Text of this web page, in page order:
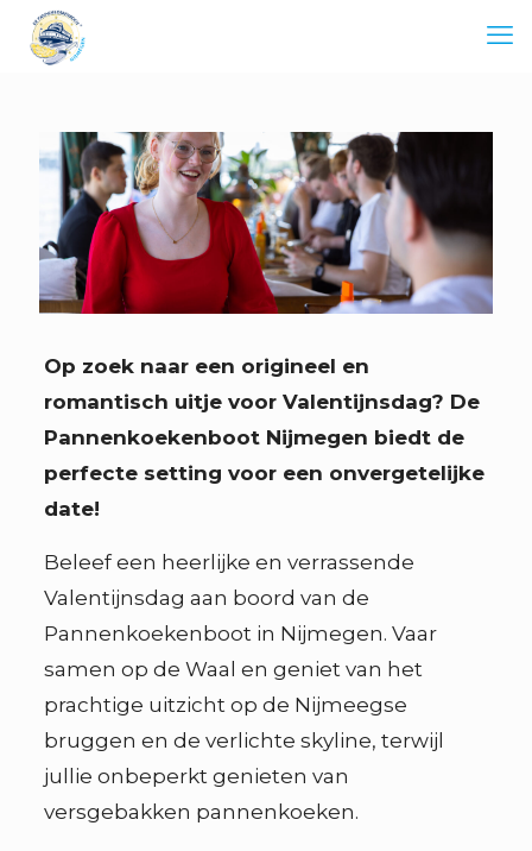
Op zoek naar een origineel en
romantisch uitje voor Valentijnsdag? De
Pannenkoekenboot Nijmegen biedt de
perfecte setting voor een onvergetelijke
date!
Beleef een heerlijke en verrassende
Valentijnsdag aan boord van de
Pannenkoekenboot in Nijmegen. Vaar
samen op de Waal en geniet van het
prachtige uitzicht op de Nijmeegse
bruggen en de verlichte skyline, terwijl
jullie onbeperkt genieten van
versgebakken pannenkoeken.